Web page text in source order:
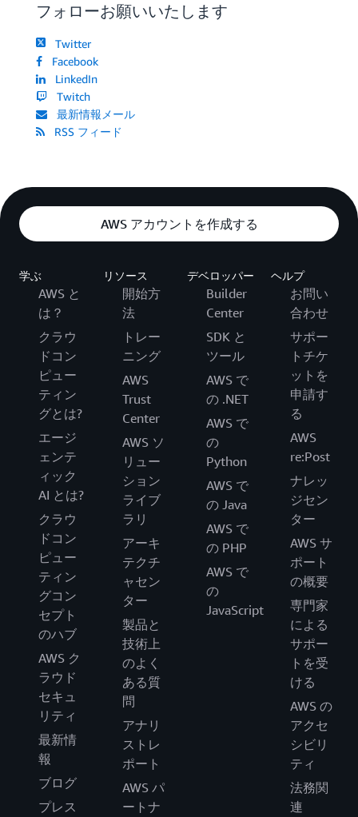
フォローお願いいたします
Twitter
Facebook
LinkedIn
Twitch
最新情報メール
RSS フィード
AWS アカウントを作成する
学ぶ
AWS と
は？
クラウ
ドコン
ピュー
ティン
グとは?
エージ
ェンテ
ィック
AI とは?
クラウ
ドコン
ピュー
ティン
グコン
セプト
のハブ
AWS ク
ラウド
セキュ
リティ
最新情
報
ブログ
プレス
リソース
開始方
法
トレー
ニング
AWS
Trust
Center
AWS ソ
リュー
ション
ライブ
ラリ
アーキ
テクチ
ャセン
ター
製品と
技術上
のよく
ある質
問
アナリ
ストレ
ポート
AWS パ
ートナ
デベロッパー
Builder
Center
SDK と
ツール
AWS で
の .NET
AWS で
の
Python
AWS で
の Java
AWS で
の PHP
AWS で
の
JavaScript
ヘルプ
お問い
合わせ
サポー
トチケ
ットを
申請す
る
AWS
re:Post
ナレッ
ジセン
ター
AWS サ
ポート
の概要
専門家
による
サポー
トを受
ける
AWS の
アクセ
シビリ
ティ
法務関
連